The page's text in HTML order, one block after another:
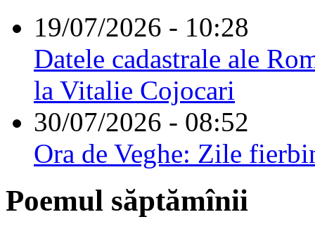
19/07/2026 - 10:28
Datele cadastrale ale
la Vitalie Cojocari
30/07/2026 - 08:52
Ora de Veghe: Zile
Poemul săptămînii